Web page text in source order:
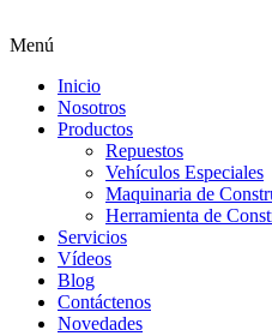
Menú
Inicio
Nosotros
Productos
Repuestos
Vehículos Especiales
Maquinaria de
Herramienta de
Servicios
Vídeos
Blog
Contáctenos
Novedades